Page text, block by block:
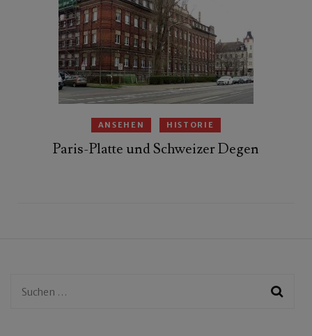
ANSEHEN HISTORIE
Paris-Platte und Schweizer Degen
Suchen